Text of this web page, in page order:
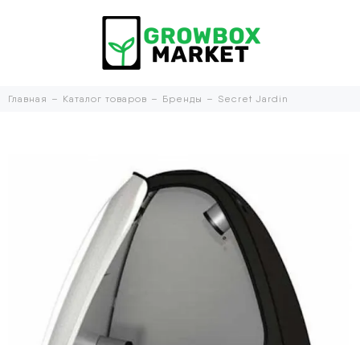
Главная Каталог товаров Бренды Secret Jardin